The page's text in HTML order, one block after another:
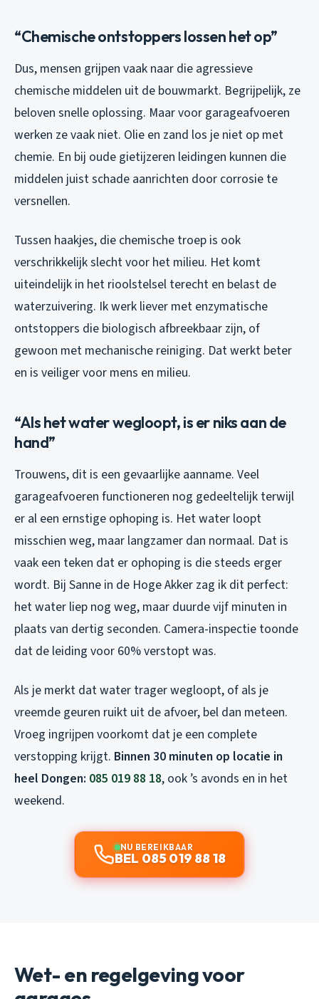
“Chemische ontstoppers lossen het op”
Dus, mensen grijpen vaak naar die agressieve
chemische middelen uit de bouwmarkt. Begrijpelijk, ze
beloven snelle oplossing. Maar voor garageafvoeren
werken ze vaak niet. Olie en zand los je niet op met
chemie. En bij oude gietijzeren leidingen kunnen die
middelen juist schade aanrichten door corrosie te
versnellen.
Tussen haakjes, die chemische troep is ook
verschrikkelijk slecht voor het milieu. Het komt
uiteindelijk in het rioolstelsel terecht en belast de
waterzuivering. Ik werk liever met enzymatische
ontstoppers die biologisch afbreekbaar zijn, of
gewoon met mechanische reiniging. Dat werkt beter
en is veiliger voor mens en milieu.
“Als het water wegloopt, is er niks aan de
hand”
Trouwens, dit is een gevaarlijke aanname. Veel
garageafvoeren functioneren nog gedeeltelijk terwijl
er al een ernstige ophoping is. Het water loopt
misschien weg, maar langzamer dan normaal. Dat is
vaak een teken dat er ophoping is die steeds erger
wordt. Bij Sanne in de Hoge Akker zag ik dit perfect:
het water liep nog weg, maar duurde vijf minuten in
plaats van dertig seconden. Camera-inspectie toonde
dat de leiding voor 60% verstopt was.
Als je merkt dat water trager wegloopt, of als je
vreemde geuren ruikt uit de afvoer, bel dan meteen.
Vroeg ingrijpen voorkomt dat je een complete
verstopping krijgt. Binnen 30 minuten op locatie in
heel Dongen: 085 019 88 18, ook ’s avonds en in het
weekend.
NU BEREIKBAAR
BEL 085 019 88 18
Wet- en regelgeving voor